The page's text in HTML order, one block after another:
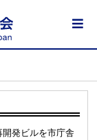
発ビルを市庁舎